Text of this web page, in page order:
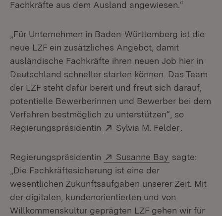
Fachkräfte aus dem Ausland angewiesen.“
„Für Unternehmen in Baden-Württemberg ist die
neue LZF ein zusätzliches Angebot, damit
ausländische Fachkräfte ihren neuen Job hier in
Deutschland schneller starten können. Das Team
der LZF steht dafür bereit und freut sich darauf,
potentielle Bewerberinnen und Bewerber bei dem
Verfahren bestmöglich zu unterstützen“, so
Regierungspräsidentin
Extern:
Sylvia M. Felder
Regierungspräsidentin Extern:
Susanne Bay (Öffnet in
sagte:
„Die Fachkräftesicherung ist eine der
wesentlichen Zukunftsaufgaben unserer Zeit. Mit
der digitalen, kundenorientierten und von
Willkommenskultur geprägten LZF gehen wir für